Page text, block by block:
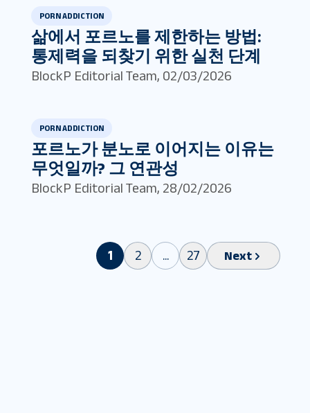
PORN ADDICTION
삶에서 포르노를 제한하는 방법:
통제력을 되찾기 위한 실천 단계
BlockP Editorial Team, 02/03/2026
PORN ADDICTION
포르노가 분노로 이어지는 이유는
무엇일까? 그 연관성
BlockP Editorial Team, 28/02/2026
1 2 ... 27 Next